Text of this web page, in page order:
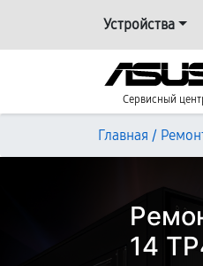
Устройства
Сервисный
Главная /
14